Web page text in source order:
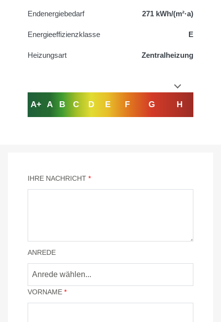
Endenergiebedarf 271 kWh/(m²·a)
Energieeffizienzklasse E
Heizungsart Zentralheizung
A+ A B C D E F G H
IHRE NACHRICHT *
ANREDE
Anrede wählen...
VORNAME *